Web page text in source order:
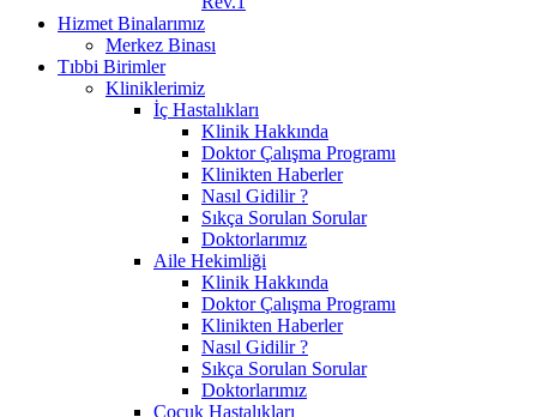
Hizmet Binalarımız
Merkez Binası
Tıbbi Birimler
Kliniklerimiz
İç Hastalıkları
Klinik Hakkında
Doktor Çalışma Programı
Klinikten Haberler
Nasıl Gidilir ?
Sıkça Sorulan Sorular
Doktorlarımız
Aile Hekimliği
Klinik Hakkında
Doktor Çalışma Programı
Klinikten Haberler
Nasıl Gidilir ?
Sıkça Sorulan Sorular
Doktorlarımız
Çocuk Hastalıkları